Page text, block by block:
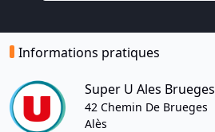
Informations pratiques
Super U Ales Brueges
42 Chemin De Brueges
Alès